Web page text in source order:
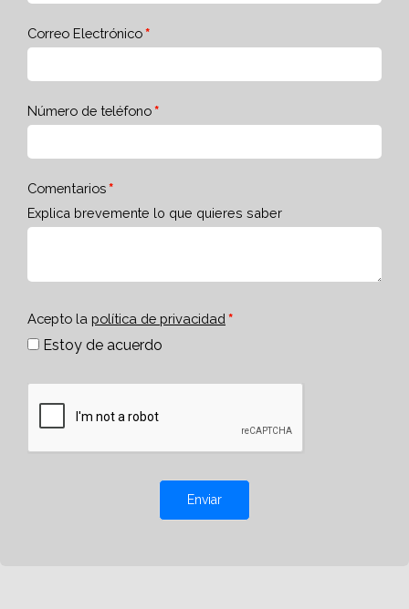
Correo Electrónico
Número de teléfono
Comentarios
Explica brevemente lo que quieres saber
Acepto la política de privacidad
Estoy de acuerdo
Enviar